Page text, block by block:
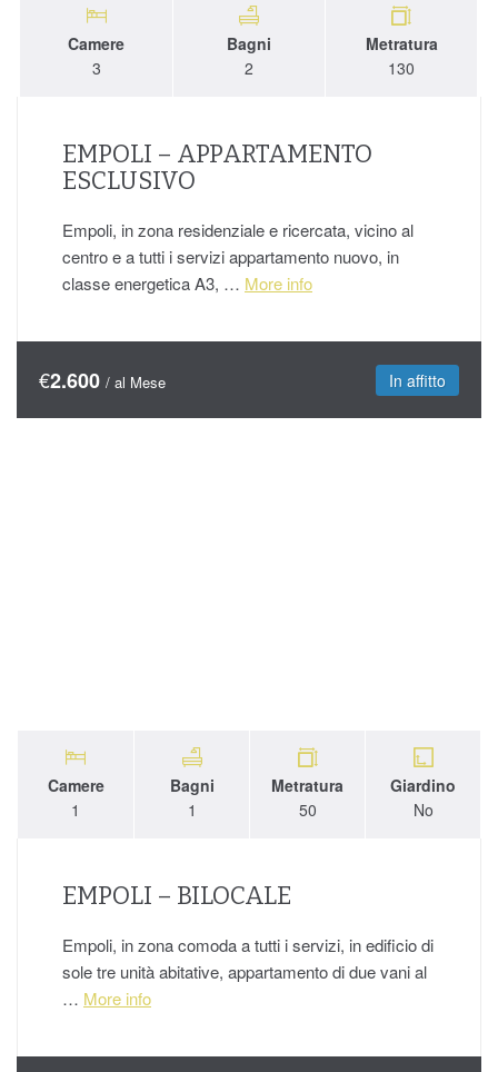
Camere
3
Bagni
2
Metratura
130
EMPOLI – APPARTAMENTO
ESCLUSIVO
Empoli, in zona residenziale e ricercata, vicino al
centro e a tutti i servizi appartamento nuovo, in
classe energetica A3, … More info
€2.600 / al Mese In affitto
Camere
1
Bagni
1
Metratura
50
Giardino
No
EMPOLI – BILOCALE
Empoli, in zona comoda a tutti i servizi, in edificio di
sole tre unità abitative, appartamento di due vani al
… More info